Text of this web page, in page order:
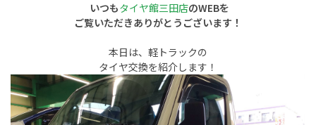
いつもタイヤ館三田店のWEBを
ご覧いただきありがとうございます！
本日は、軽トラックの
タイヤ交換を紹介します！